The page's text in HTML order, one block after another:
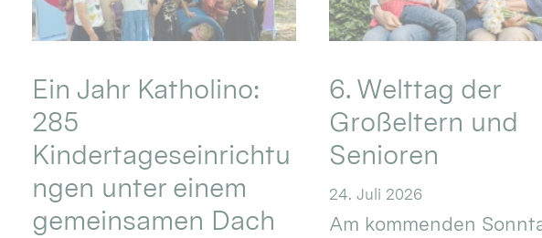
Ein Jahr Katholino:
285
Kindertageseinrichtu
ngen unter einem
gemeinsamen Dach
6. Welttag der
Großeltern und
Senioren
24. Juli 2026
Am kommenden